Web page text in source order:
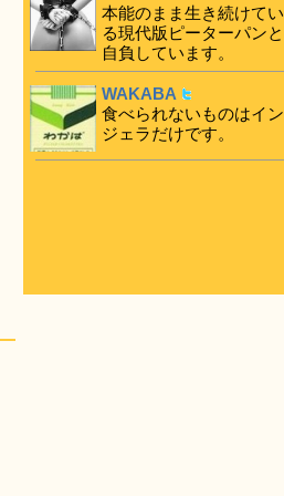
本能のまま生き続けてい
る現代版ピーターパンと
自負しています。
WAKABA
食べられないものはイン
ジェラだけです。